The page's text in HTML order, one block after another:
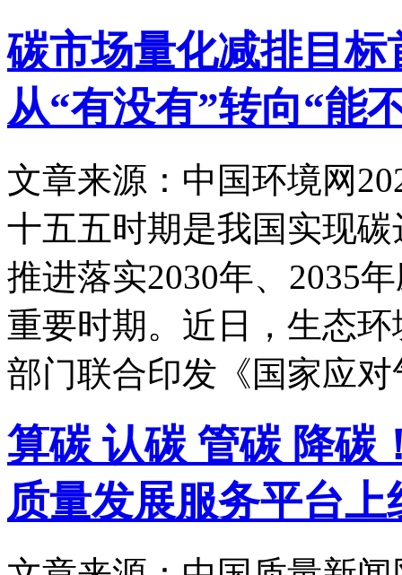
碳市场量化减排目
从“有没有”转向“能
文章来源：中国环境网
十五五时期是我国实现
推进落实2030年、2035
重要时期。近日，生态
部门联合印发《国家应对
算碳 认碳 管碳 降碳
质量发展服务平台上